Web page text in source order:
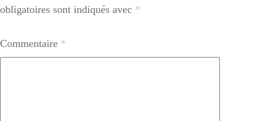
obligatoires sont indiqués avec *
Commentaire *